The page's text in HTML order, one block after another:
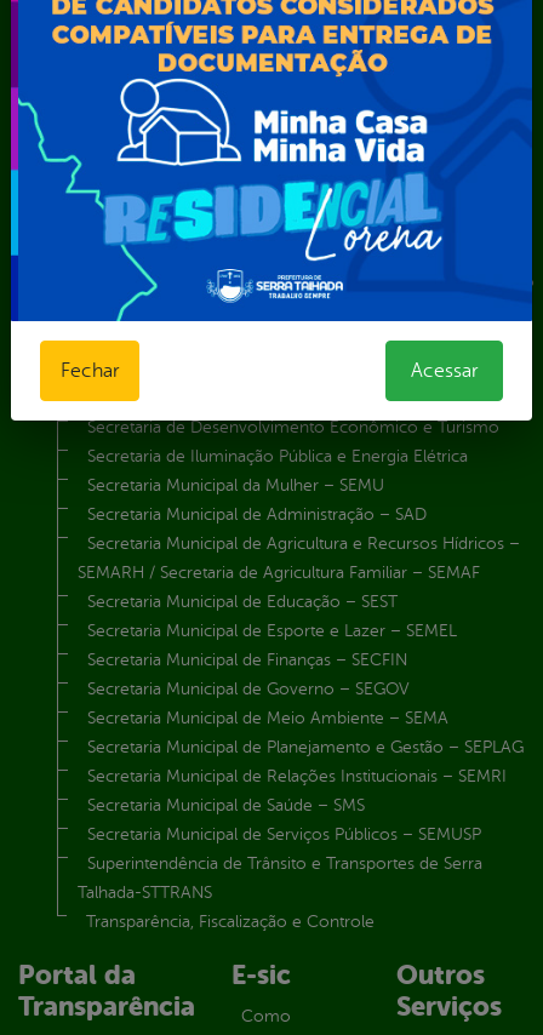
Secretarias
Agência Municipal de Meio Ambiente – AMMA
Assistência Social e Cidadania
Autarquia Educacional de Serra Talhada – AESET
Comando da Guarda Municipal-CGM
Diretoria da Defesa Civil
FUNDAÇÃO CULTURAL DE SERRA TALHADA
Gabinete da Prefeita
Gabinete do Vice-Prefeito
Instituto de Previdência Própria dos Servidores Públicos do
Município de Serra Talhada-IPPS
Obras e Infraestrutura
Procuradoria Geral do Município
Secretaria de Comunicação Social e Audiovisual
Secretaria de Desenvolvimento Econômico e Turismo
Secretaria de Iluminação Pública e Energia Elétrica
Secretaria Municipal da Mulher – SEMU
Secretaria Municipal de Administração – SAD
Secretaria Municipal de Agricultura e Recursos Hídricos –
SEMARH / Secretaria de Agricultura Familiar – SEMAF
Secretaria Municipal de Educação – SEST
Secretaria Municipal de Esporte e Lazer – SEMEL
Secretaria Municipal de Finanças – SECFIN
Secretaria Municipal de Governo – SEGOV
Secretaria Municipal de Meio Ambiente – SEMA
Secretaria Municipal de Planejamento e Gestão – SEPLAG
Secretaria Municipal de Relações Institucionais – SEMRI
Secretaria Municipal de Saúde – SMS
Secretaria Municipal de Serviços Públicos – SEMUSP
Superintendência de Trânsito e Transportes de Serra
Talhada-STTRANS
Transparência, Fiscalização e Controle
Portal da
Transparência
E-sic
Como
Outros
Serviços
Fechar Acessar